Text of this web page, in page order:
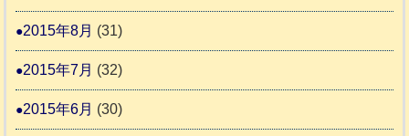
2015年8月 (31)
2015年7月 (32)
2015年6月 (30)